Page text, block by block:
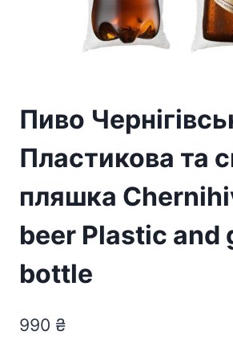
Пиво
Пластикова та
пляшка
beer Plastic and
bottle
990 ₴